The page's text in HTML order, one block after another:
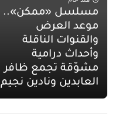
مسلسل «ممكن»..
موعد العرض
والقنوات الناقلة
وأحداث درامية
مشوّقة تجمع ظافر
العابدين ونادين نجيم